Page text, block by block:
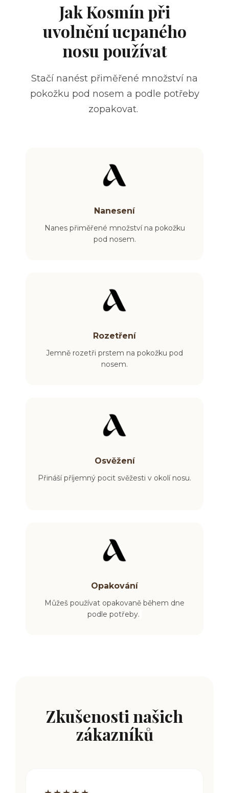
Jak Kosmín při
uvolnění ucpaného
nosu používat
Stačí nanést přiměřené množství na
pokožku pod nosem a podle potřeby
zopakovat.
Nanesení
Nanes přiměřené množství na pokožku
pod nosem.
Rozetření
Jemně rozetři prstem na pokožku pod
nosem.
Osvěžení
Přináší příjemný pocit svěžesti v okolí nosu.
Opakování
Můžeš používat opakovaně během dne
podle potřeby.
Zkušenosti našich
zákazníků